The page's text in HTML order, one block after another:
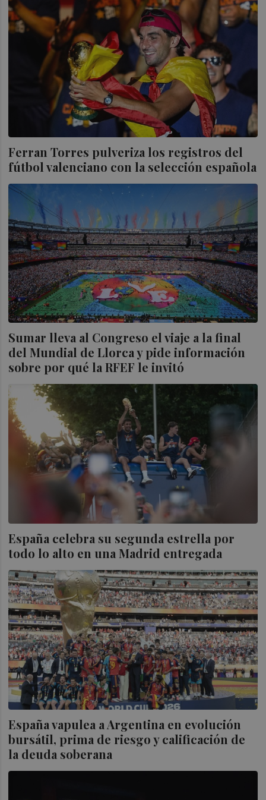
Ferran Torres pulveriza los registros del
fútbol valenciano con la selección española
Sumar lleva al Congreso el viaje a la final
del Mundial de Llorca y pide información
sobre por qué la RFEF le invitó
España celebra su segunda estrella por
todo lo alto en una Madrid entregada
España vapulea a Argentina en evolución
bursátil, prima de riesgo y calificación de
la deuda soberana